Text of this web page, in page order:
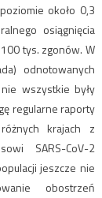
około 0,3
osiągnięcia
tys. zgonów. W
odnotowanych
wszystkie były
regularne raporty
krajach z
SARS-CoV-2
jeszcze nie
obostrzeń